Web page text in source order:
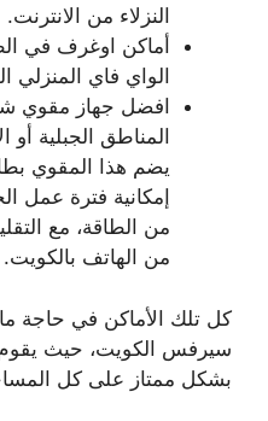
النزلاء من الانترنت.
أماكن اوغرف في
الواي فاي المنزلي
افضل جهاز مقوي
المناطق الجبلية
يضم هذا المقوي
إمكانية فترة عمل
من الطاقة، مع
من الهاتف بالكويت.
كل تلك الأماكن في حاجة
سيرفس الكويت، حيث يقوم
بشكل ممتاز على كل